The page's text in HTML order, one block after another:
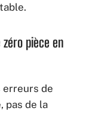
pièce en
erreurs de
pas de la